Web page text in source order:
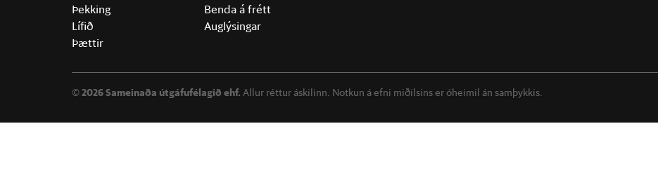
Þekking
Lífið
Þættir
Benda á frétt
Auglýsingar
©2026 Sameinaða útgáfufélagið ehf. Allur réttur áskilinn. Notkun á efni miðilsins er óheimil án samþykkis.